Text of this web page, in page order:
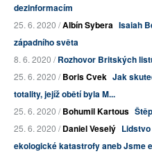
dezinformacím
25. 6. 2020 /Albín Sybera Isaiah
západního světa
8. 6. 2020 /Rozhovor Britských
25. 6. 2020 /Boris Cvek Jak
totality, jejíž obětí byla M...
25. 6. 2020 /Bohumil Kartous
25. 6. 2020 /Daniel Veselý
ekologické katastrofy aneb Jsme